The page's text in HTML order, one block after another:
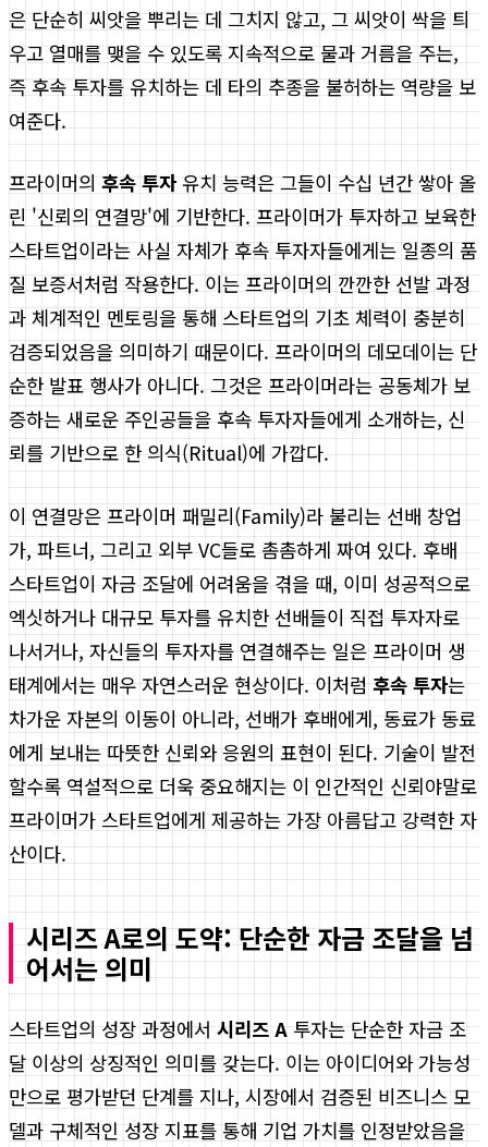
은 단순히 씨앗을 뿌리는 데 그치지 않고, 그 씨앗이 싹을 틔
우고 열매를 맺을 수 있도록 지속적으로 물과 거름을 주는,
즉 후속 투자를 유치하는 데 타의 추종을 불허하는 역량을 보
여준다.
프라이머의 후속 투자 유치 능력은 그들이 수십 년간 쌓아 올
린 '신뢰의 연결망'에 기반한다. 프라이머가 투자하고 보육한
스타트업이라는 사실 자체가 후속 투자자들에게는 일종의 품
질 보증서처럼 작용한다. 이는 프라이머의 깐깐한 선발 과정
과 체계적인 멘토링을 통해 스타트업의 기초 체력이 충분히
검증되었음을 의미하기 때문이다. 프라이머의 데모데이는 단
순한 발표 행사가 아니다. 그것은 프라이머라는 공동체가 보
증하는 새로운 주인공들을 후속 투자자들에게 소개하는, 신
뢰를 기반으로 한 의식(Ritual)에 가깝다.
이 연결망은 프라이머 패밀리(Family)라 불리는 선배 창업
가, 파트너, 그리고 외부 VC들로 촘촘하게 짜여 있다. 후배
스타트업이 자금 조달에 어려움을 겪을 때, 이미 성공적으로
엑싯하거나 대규모 투자를 유치한 선배들이 직접 투자자로
나서거나, 자신들의 투자자를 연결해주는 일은 프라이머 생
태계에서는 매우 자연스러운 현상이다. 이처럼 후속 투자는
차가운 자본의 이동이 아니라, 선배가 후배에게, 동료가 동료
에게 보내는 따뜻한 신뢰와 응원의 표현이 된다. 기술이 발전
할수록 역설적으로 더욱 중요해지는 이 인간적인 신뢰야말로
프라이머가 스타트업에게 제공하는 가장 아름답고 강력한 자
산이다.
시리즈 A로의 도약: 단순한 자금 조달을 넘
어서는 의미
스타트업의 성장 과정에서 시리즈 A 투자는 단순한 자금 조
달 이상의 상징적인 의미를 갖는다. 이는 아이디어와 가능성
만으로 평가받던 단계를 지나, 시장에서 검증된 비즈니스 모
델과 구체적인 성장 지표를 통해 기업 가치를 인정받았음을